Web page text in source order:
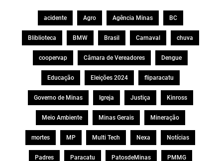
acidente Agro Agência Minas BC
Bliblioteca BMW Brasil Carnaval chuva
coopervap Câmara de Vereadores Dengue
Educação Eleições 2024 fliparacatu
Governo de Minas Igreja Justiça Kinross
Meio Ambiente Minas Gerais Mineração
mortes MP Multi Tech Nexa Notícias
Padres Paracatu PatosdeMinas PMMG